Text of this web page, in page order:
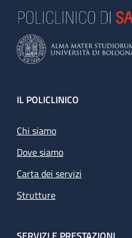
Footer
IL POLICLINICO
Chi siamo
Dove siamo
Carta dei servizi
Strutture